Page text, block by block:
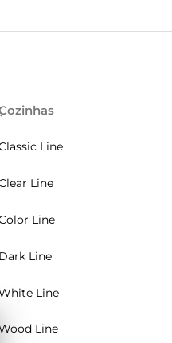
Top
Line
Line
Line
Dark Line
Line
Line